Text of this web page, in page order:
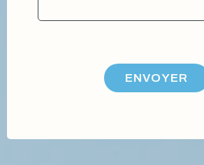
o
m
ENVOYER